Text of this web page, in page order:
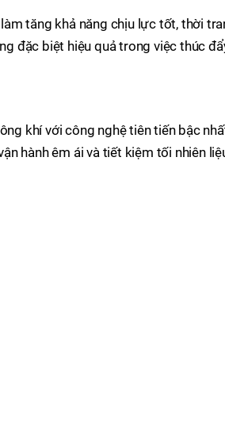
tăng khả năng chịu lực tốt, thời
đặc biệt hiệu quả trong việc thúc
khí với công nghệ tiên tiến bậc
hành êm ái và tiết kiệm tối nhiên